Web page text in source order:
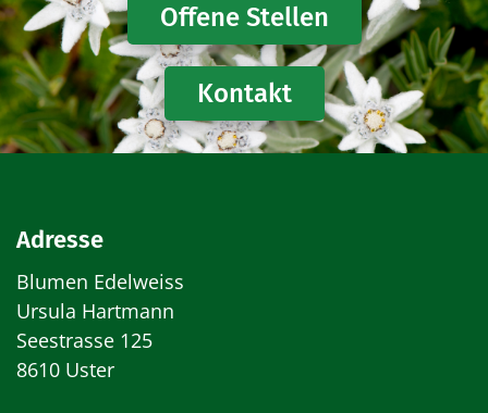
Offene Stellen
Kontakt
Adresse
Blumen Edelweiss
Ursula Hartmann
Seestrasse 125
8610 Uster